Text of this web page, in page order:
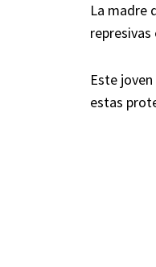
La madre
Este
estas